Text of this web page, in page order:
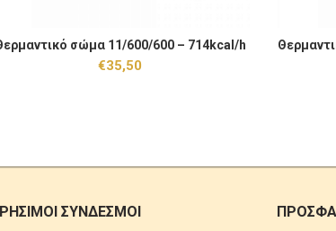
σώμα 11/600/600 - 714kcal/h ποσότητα
ΠΡΟΣΘΉΚΗ ΣΤΟ ΚΑΛΆΘΙ
σώμα 11/600/600 – 714kcal/h
€35,50
ΣΥΝΔΕΣΜΟΙ